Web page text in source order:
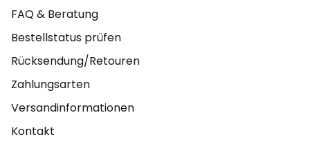
FAQ & Beratung
Bestellstatus prüfen
Rücksendung/Retouren
Zahlungsarten
Versandinformationen
Kontakt